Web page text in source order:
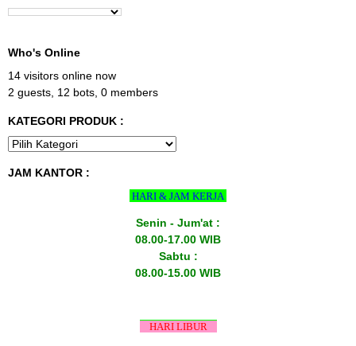
Who's Online
14 visitors online now
2 guests, 12 bots, 0 members
KATEGORI PRODUK :
JAM KANTOR :
HARI & JAM KERJA
Senin - Jum'at :
08.00-17.00 WIB
Sabtu :
08.00-15.00 WIB
HARI LIBUR